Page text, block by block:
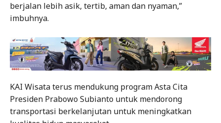
berjalan lebih asik, tertib, aman dan nyaman,”
imbuhnya.
KAI Wisata terus mendukung program Asta Cita
Presiden Prabowo Subianto untuk mendorong
transportasi berkelanjutan untuk meningkatkan